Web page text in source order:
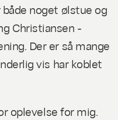
noget ølstue og
Christiansen -
Der er så mange
vis har koblet
oplevelse for mig.